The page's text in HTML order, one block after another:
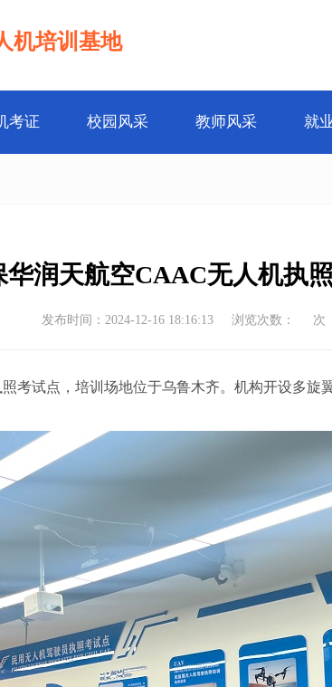
机培训基地
考证 校园风采 教师风采 就
华润天航空CAAC无人机执
发布时间：2024-12-16 18:16:13 浏览次数： 次
考试点，培训场地位于乌鲁木齐。机构开设多